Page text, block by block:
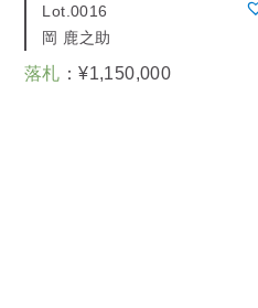
Lot.0016
岡 鹿之助
落札 ：¥1,150,000